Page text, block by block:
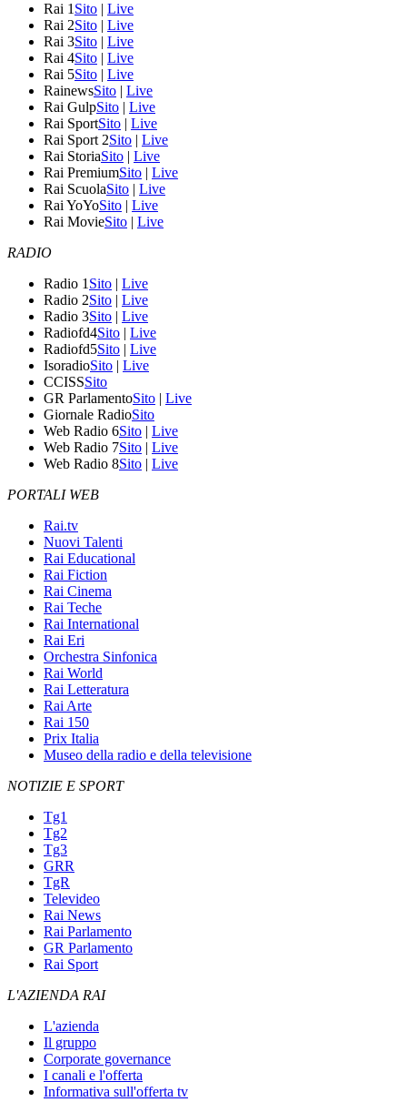
Rai 1 Sito | Live
Rai 2Sito | Live
Rai 3Sito | Live
Rai 4Sito | Live
Rai 5Sito | Live
RainewsSito | Live
Rai GulpSito | Live
Rai SportSito | Live
Rai Sport 2Sito | Live
Rai StoriaSito | Live
Rai PremiumSito | Live
Rai ScuolaSito | Live
Rai YoYoSito | Live
Rai MovieSito | Live
RADIO
Radio 1 Sito | Live
Radio 2Sito | Live
Radio 3Sito | Live
Radiofd4Sito | Live
Radiofd5Sito | Live
IsoradioSito | Live
CCISSSito
GR ParlamentoSito | Live
Giornale RadioSito
Web Radio 6Sito | Live
Web Radio 7Sito | Live
Web Radio 8Sito | Live
PORTALI WEB
Rai.tv
Nuovi Talenti
Rai Educational
Rai Fiction
Rai Cinema
Rai Teche
Rai International
Rai Eri
Orchestra Sinfonica
Rai World
Rai Letteratura
Rai Arte
Rai 150
Prix Italia
Museo della radio e della televisione
NOTIZIE E SPORT
Tg1
Tg2
Tg3
GRR
TgR
Televideo
Rai News
Rai Parlamento
GR Parlamento
Rai Sport
L'AZIENDA RAI
L'azienda
Il gruppo
Corporate governance
I canali e l'offerta
Informativa sull'offerta tv